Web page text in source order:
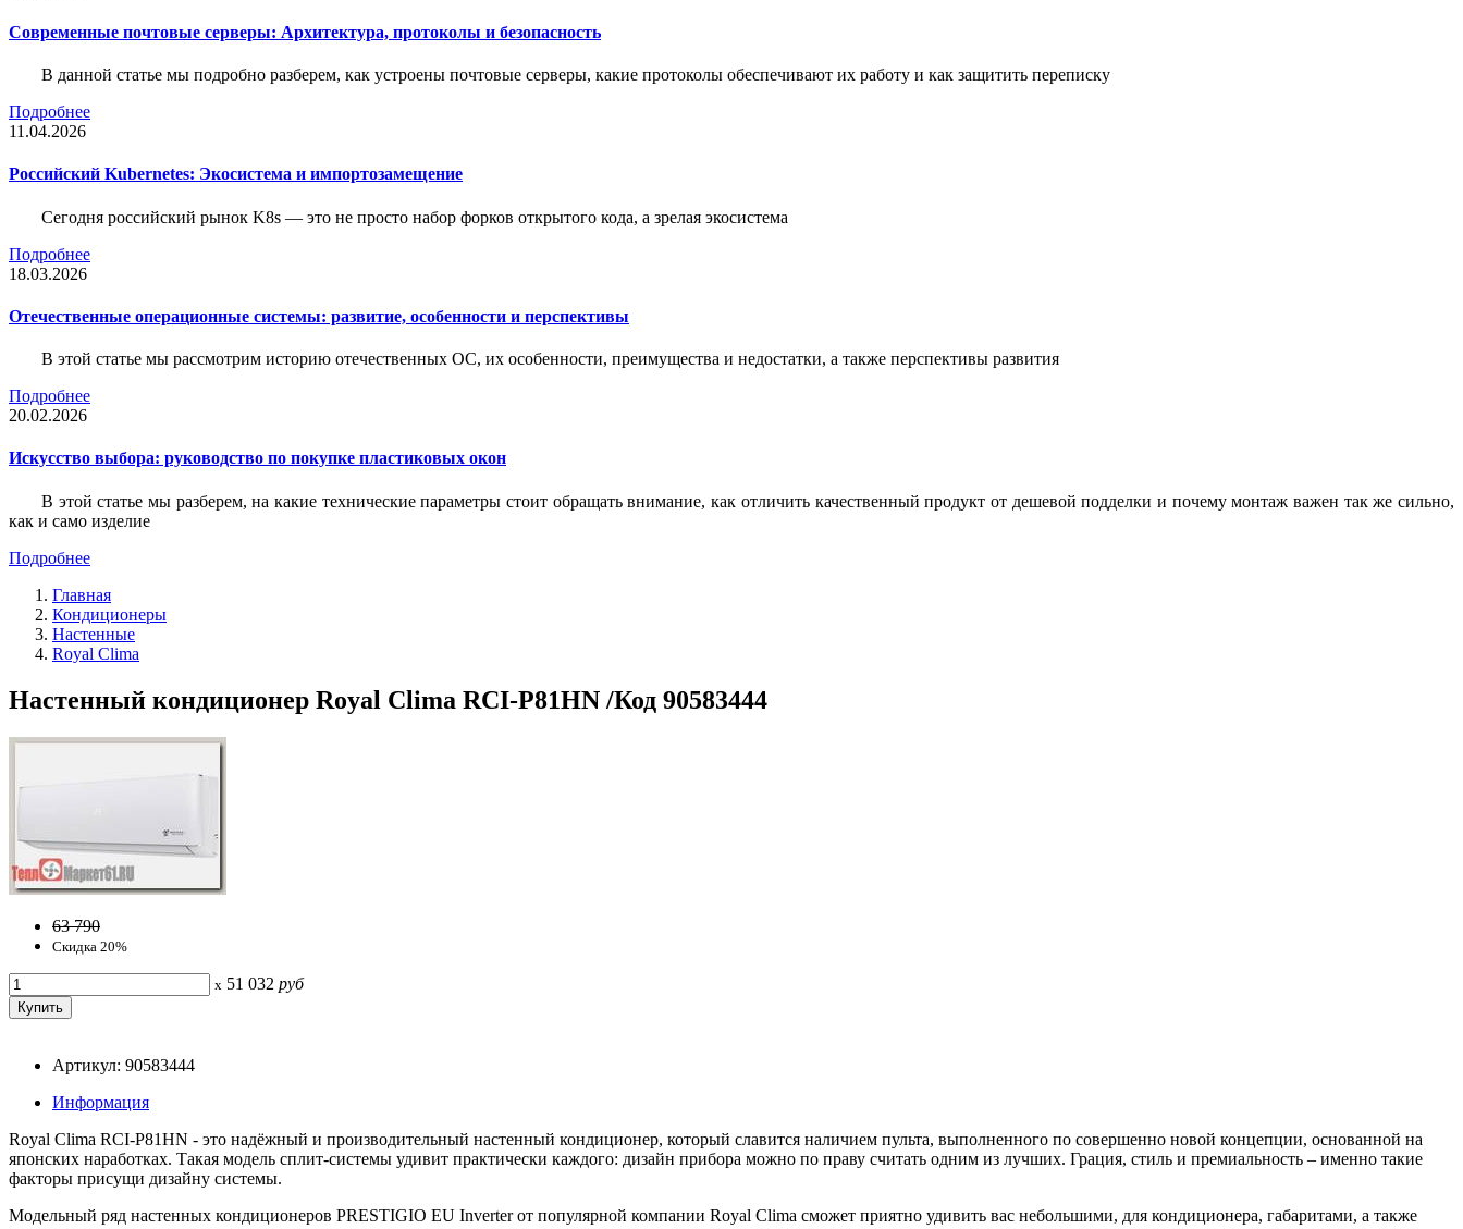
Современные почтовые серверы: Архитектура, протоколы и безопасность
В данной статье мы подробно разберем, как устроены почтовые серверы, какие протоколы обеспечивают их работу и как защитить переписку
Подробнее
11.04.2026
Российский Kubernetes: Экосистема и импортозамещение
Сегодня российский рынок K8s — это не просто набор форков открытого кода, а зрелая экосистема
Подробнее
18.03.2026
Отечественные операционные системы: развитие, особенности и перспективы
В этой статье мы рассмотрим историю отечественных ОС, их особенности, преимущества и недостатки, а также перспективы развития
Подробнее
20.02.2026
Искусство выбора: руководство по покупке пластиковых окон
В этой статье мы разберем, на какие технические параметры стоит обращать внимание, как отличить качественный продукт от дешевой подделки и почему монтаж важен так же сильно,
как и само изделие
Подробнее
Главная
Кондиционеры
Настенные
Royal Clima
Настенный кондиционер Royal Clima RCI-P81HN /Код 90583444
63 790
Скидка 20%
x 51 032 руб
Артикул: 90583444
Информация
Royal Clima RCI-P81HN - это надёжный и производительный настенный кондиционер, который славится наличием пульта, выполненного по совершенно новой концепции, основанной на
японских наработках. Такая модель сплит-системы удивит практически каждого: дизайн прибора можно по праву считать одним из лучших. Грация, стиль и премиальность – именно такие
факторы присущи дизайну системы.
Модельный ряд настенных кондиционеров PRESTIGIO EU Inverter от популярной компании Royal Clima сможет приятно удивить вас небольшими, для кондиционера, габаритами, а также